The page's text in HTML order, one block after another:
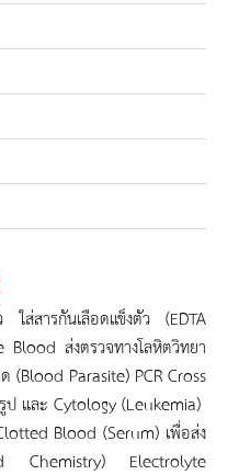
สารกันเลือดแข็งตัว (EDTA
ส่งตรวจทางโลหิตวิทยา
(Blood Parasite) PCR Cross
ป และ Cytology (Leukemia)
Blood (Serum) เพื่อส่ง
Chemistry) Electrolyte